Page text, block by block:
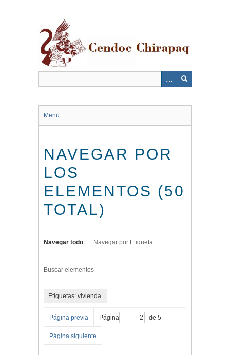
Menu
NAVEGAR POR
LOS
ELEMENTOS (50
TOTAL)
Navegar todo Navegar por Etiqueta
Buscar elementos
Etiquetas: vivienda
Página previa Página de 5
Página siguiente